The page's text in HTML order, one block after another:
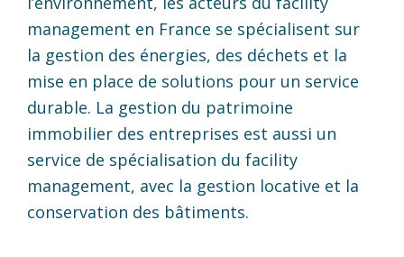
management en France se spécialisent sur
la gestion des énergies, des déchets et la
mise en place de solutions pour un service
durable. La gestion du patrimoine
immobilier des entreprises est aussi un
service de spécialisation du facility
management, avec la gestion locative et la
conservation des bâtiments.